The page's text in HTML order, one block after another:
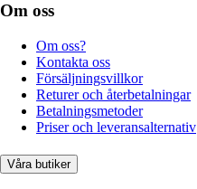
Om oss
Om oss?
Kontakta oss
Försäljningsvillkor
Returer och återbetalningar
Betalningsmetoder
Priser och leveransalternativ
Våra butiker